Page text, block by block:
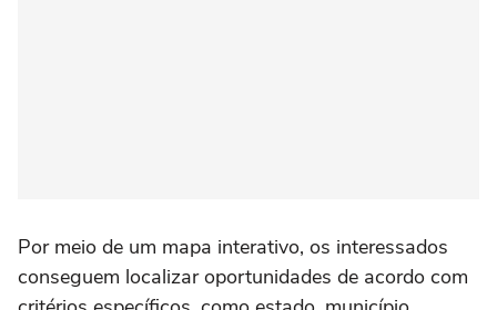
Por meio de um mapa interativo, os interessados
conseguem localizar oportunidades de acordo com